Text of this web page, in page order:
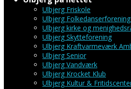
Ulbjerg Friskole
Ulbjerg Folkedanserforening
Ulbjerg kirke og
Ulbjerg Skytteforening
Ulbjerg Kraftvarmeværk
Ulbjerg Senior
Ulbjerg Vandværk
Ulbjerg Krocket Klub
Ulbjerg Kultur &